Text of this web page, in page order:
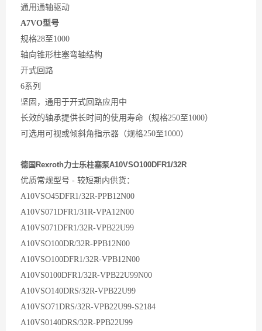
通用通轴驱动
A7VO型号
规格28至1000
轴向锥形柱塞弯轴结构
开式回路
6系列
坚固，通用于开式回路应用中
长效的轴承提供长时间的使用寿命（规格250至1000）
可选用可视或倾斜角指示器（规格250至1000）
德国Rexroth力士乐柱塞泵A10VSO100DFR1/32R
优质常规型号 - 较短期内供货：
A10VSO45DFR1/32R-PPB12N00
A10VS071DFR1/31R-VPA12N00
A10VS071DFR1/32R-VPB22U99
A10VSO100DR/32R-PPB12N00
A10VSO100DFR1/32R-VPB12N00
A10VS0100DFR1/32R-VPB22U99N00
A10VSO140DRS/32R-VPB22U99
A10VSO71DRS/32R-VPB22U99-S2184
A10VS0140DRS/32R-PPB22U99